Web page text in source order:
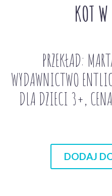
KOT
PRZEKŁAD:
WYDAWNICTWO
DLA DZIECI 3+,
DODAJ